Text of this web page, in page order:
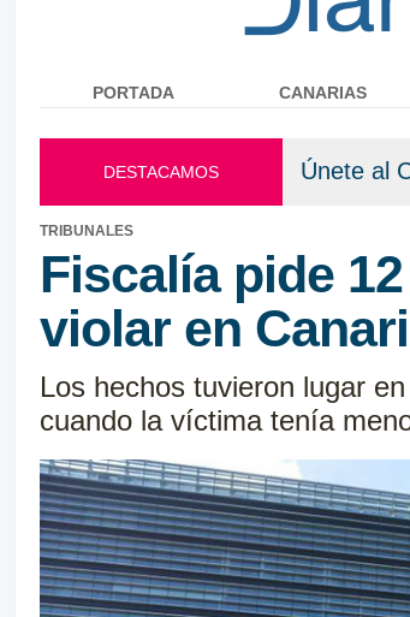
DESTACAMOS Únete al
TRIBUNALES
Fiscalía pide
violar en
Los hechos tuvieron lugar
cuando la víctima tenía
PORTADA CANARIAS